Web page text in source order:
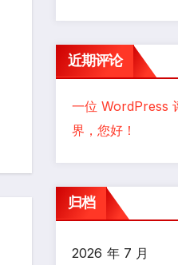
近期评论
一位 WordPress
界，您好！
归档
2026 年 7 月